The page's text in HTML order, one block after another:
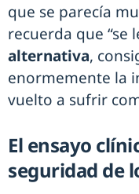
que se parecía
recuerda que “se
alternativa,
enormemente la
vuelto a sufrir
El ensayo
seguridad de